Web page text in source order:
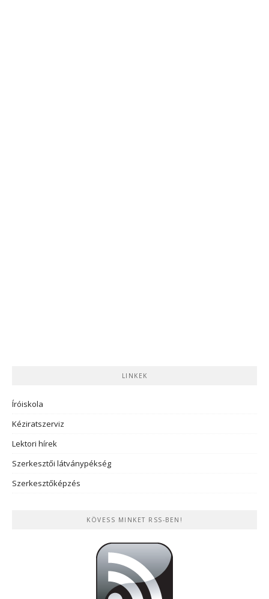
LINKEK
Íróiskola
Kéziratszerviz
Lektori hírek
Szerkesztői látványpékség
Szerkesztőképzés
KÖVESS MINKET RSS-BEN!